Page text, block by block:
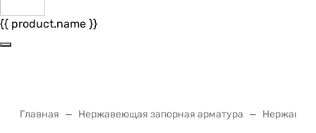
{{ product.name }}
Главная Нержавеющая запорная арматура